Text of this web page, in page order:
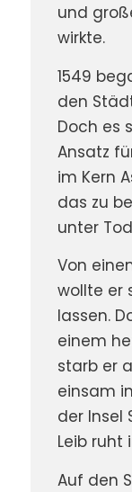
und
wirkte.
1549
den
Doch es
Ansatz
im Kern
das zu
unter
Von
wollte er
lassen.
einem
starb er
einsam
der Insel
Leib ruht
Auf den